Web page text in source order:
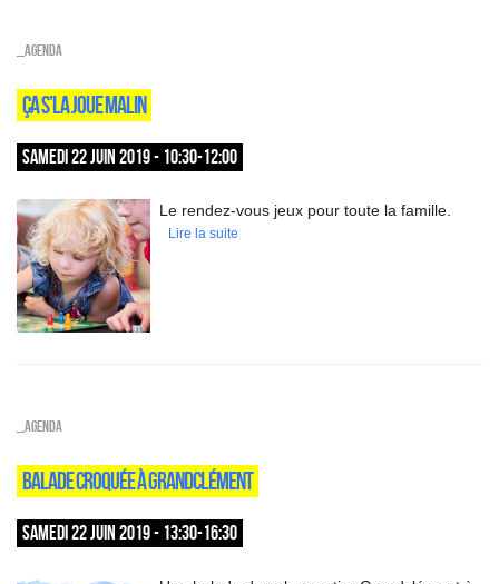
_Agenda
ÇA S’LA JOUE MALIN
SAMEDI 22 JUIN 2019 - 10:30-12:00
Le rendez-vous jeux pour toute la famille.
Lire la suite
_Agenda
BALADE CROQUÉE À GRANDCLÉMENT
SAMEDI 22 JUIN 2019 - 13:30-16:30